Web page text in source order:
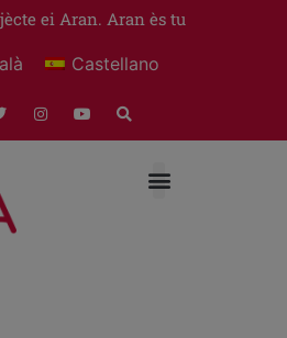
ei Aran. Aran ès tu
Castellano